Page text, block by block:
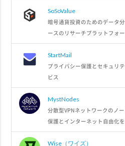
SoSoValue
暗号通貨投資のためのデータ
ースのリサーチプラットフォ
StartMail
プライバシー保護とセキュリ
ビス
MystNodes
分散型VPNネットワークのノ
保護とインターネット自由化
Wise（ワイズ）